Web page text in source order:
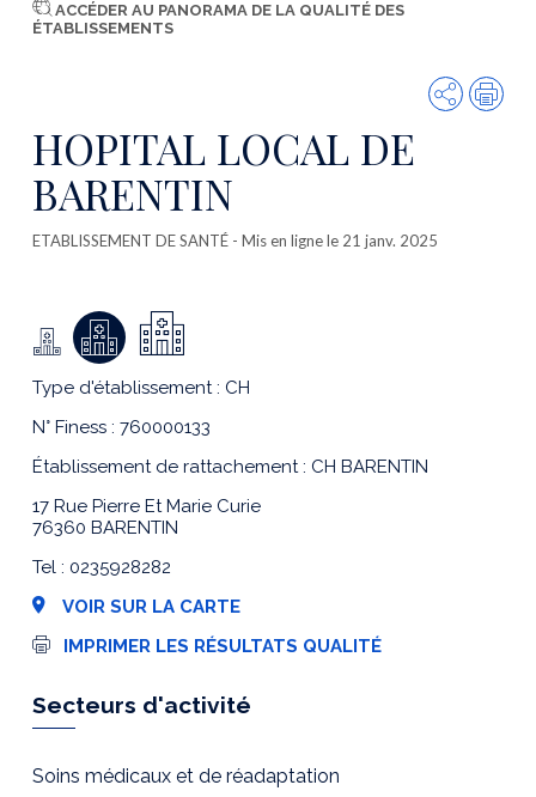
ACCÉDER AU PANORAMA DE LA QUALITÉ DES
ÉTABLISSEMENTS
Partager
HOPITAL LOCAL DE
BARENTIN
ETABLISSEMENT DE SANTÉ - Mis en ligne le 21 janv. 2025
Type d'établissement : CH
N° Finess : 760000133
Établissement de rattachement : CH BARENTIN
17 Rue Pierre Et Marie Curie
76360 BARENTIN
Tel : 0235928282
VOIR SUR LA CARTE
I
e
s
i
o
IMPRIMER LES RÉSULTATS QUALITÉ
Secteurs d'activité
Soins médicaux et de réadaptation